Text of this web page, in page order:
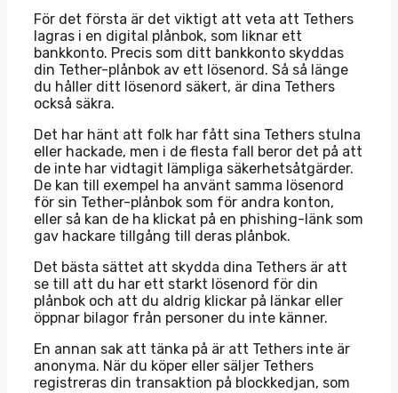
För det första är det viktigt att veta att Tethers
lagras i en digital plånbok, som liknar ett
bankkonto. Precis som ditt bankkonto skyddas
din Tether-plånbok av ett lösenord. Så så länge
du håller ditt lösenord säkert, är dina Tethers
också säkra.
Det har hänt att folk har fått sina Tethers stulna
eller hackade, men i de flesta fall beror det på att
de inte har vidtagit lämpliga säkerhetsåtgärder.
De kan till exempel ha använt samma lösenord
för sin Tether-plånbok som för andra konton,
eller så kan de ha klickat på en phishing-länk som
gav hackare tillgång till deras plånbok.
Det bästa sättet att skydda dina Tethers är att
se till att du har ett starkt lösenord för din
plånbok och att du aldrig klickar på länkar eller
öppnar bilagor från personer du inte känner.
En annan sak att tänka på är att Tethers inte är
anonyma. När du köper eller säljer Tethers
registreras din transaktion på blockkedjan, som